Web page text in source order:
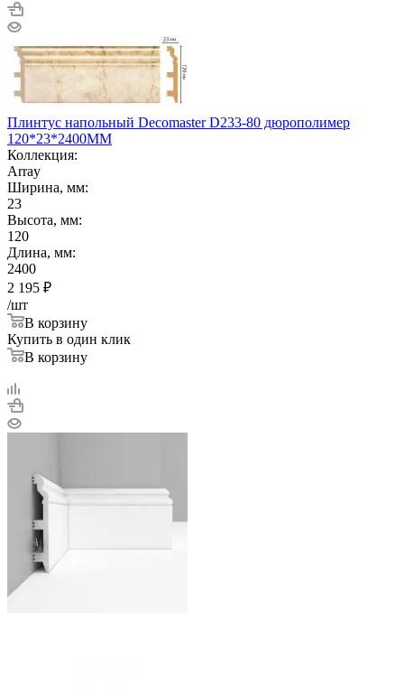
Плинтус напольный Decomaster D233-80 дюрополимер
120*23*2400ММ
Коллекция:
Array
Ширина, мм:
23
Высота, мм:
120
Длина, мм:
2400
2 195 ₽
/шт
В корзину
Купить в один клик
В корзину